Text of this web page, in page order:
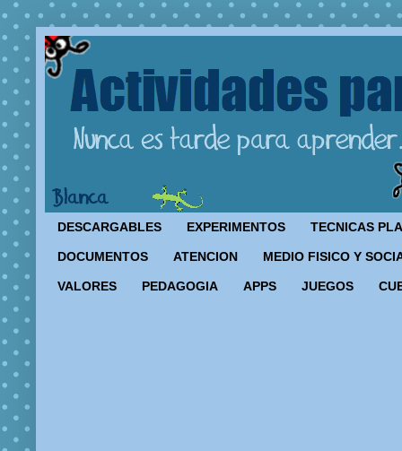
DESCARGABLES EXPERIMENTOS TECNICAS
DOCUMENTOS ATENCION MEDIO FISICO Y
VALORES PEDAGOGIA APPS JUEGOS